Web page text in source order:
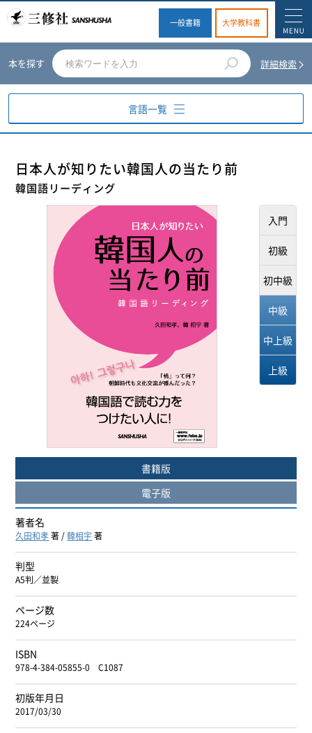
一般書籍 大学教科書
本を探す 詳細検索
言語一覧
ドイツ語
スペイン語
イタリア語
ヨーロッパ諸語
閉じる
日本人が知りたい韓国人の当たり前
韓国語リーディング
入門
初級
初中級
中級
中上級
上級
書籍版
電子版
著者名
久田和孝著 /韓相宇 著
判型
A5判／並製
ページ数
224ページ
ISBN
978-4-384-05855-0 C1087
初版年月日
2017/03/30